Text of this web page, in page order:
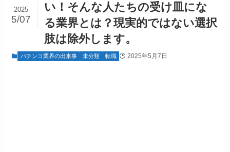
い！そんな人たちの受け皿にな
る業界とは？現実的ではない選択
肢は除外します。
2025
5/07
パチンコ業界の出来事 未分類 転職 2025年5月7日